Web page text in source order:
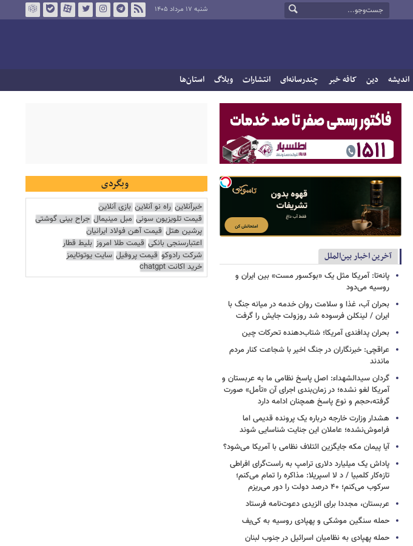
شنبه ۱۷ مرداد ۱۴۰۵
اندیشه دین کافه خبر چندرسانه‌ای انتشارات وبلاگ استان‌ها
آخرین اخبار بین‌الملل
پانه‌تا: آمریکا مثل یک «بوکسور مست» بین ایران و
روسیه می‌دود
بحران آب، غذا و سلامت روان خدمه در میانه جنگ با
ایران / لینکلن فرسوده شد روزولت جایش را گرفت
بحران پدافندی آمریکا؛ شتاب‌دهنده تحرکات چین
عراقچی: خبرنگاران در جنگ اخیر با شجاعت کنار مردم
ماندند
گردان سیدالشهداء: اصل پاسخ نظامی ما به عربستان و
آمریکا لغو نشده؛ در زمان‌بندی اجرای آن «تأمل» صورت
گرفته،حجم و نوع پاسخ همچنان ادامه دارد
هشدار وزارت خارجه درباره یک پرونده قدیمی اما
فراموش‌نشده؛ عاملان این جنایت شناسایی شوند
آیا پیمان مکه جایگزین ائتلاف نظامی با آمریکا می‌شود؟
پاداش یک میلیارد دلاری ترامپ به راست‌گرای افراطی
تازه‌کار کلمبیا / د لا اسپریلا: مذاکره را تمام می‌کنم؛
سرکوب می‌کنم؛ ۴۰ درصد دولت را دور می‌ریزم
عربستان، مجددا برای الزیدی دعوت‌نامه فرستاد
حمله سنگین موشکی و پهپادی روسیه به کی‌یف
حمله پهپادی به نظامیان اسرائیل در جنوب لبنان
وبگردی
خبرآنلاین راه نو آنلاین بازی آنلاین
قیمت تلویزیون سونی مبل مینیمال جراح بینی گوشتی
پرشین هتل قیمت آهن فولاد ایرانیان
اعتبارسنجی بانکی قیمت طلا امروز بلیط قطار
شرکت رادوکو قیمت پروفیل سایت یوتوتایمز
خرید اکانت chatgpt